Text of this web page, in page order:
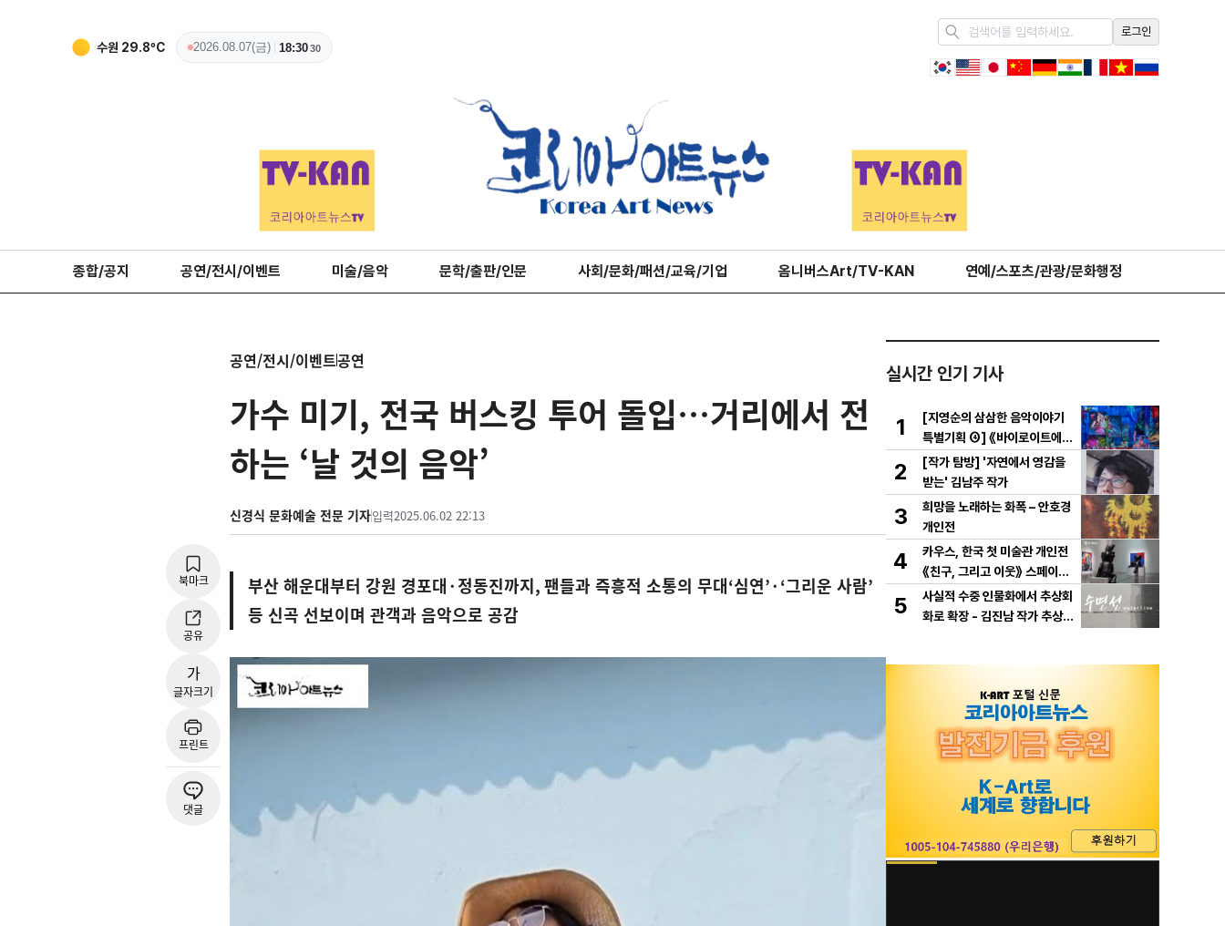
수원 29.8ºC 2026.08.07(금) 18:3032
로그인
종합/공지 공연/전시/이벤트 미술/음악 문학/출판/인문 사회/문화/패션/교육/기업 옴니버스Art/TV-KAN 연예/스포츠/관광/문화행정
공연/전시/이벤트공연
가수 미기, 전국 버스킹 투어 돌입…거리에서 전
하는 ‘날 것의 음악’
신경식 문화예술 전문 기자입력2025.06.02 22:13
북마크
공유
가
글자크기
프린트
댓글
부산 해운대부터 강원 경포대·정동진까지,팬들과 즉흥적 소통의 무대‘심연’·‘그리운 사람’
등 신곡 선보이며 관객과 음악으로 공감
실시간 인기 기사
1
[지영순의 삼삼한 음악이야기
특별기획 ④] 《바이로이트에서
만난 바그너》
2
[작가 탐방] '자연에서 영감을
받는' 김남주 작가
3
희망을 노래하는 화폭 – 안호경
개인전
4
카우스, 한국 첫 미술관 개인전
《친구, 그리고 이웃》 스페이스
K 서울에서 개최
5
사실적 수중 인물화에서 추상회
화로 확장 - 김진남 작가 추상